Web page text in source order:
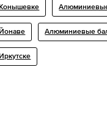
Алюминиевые